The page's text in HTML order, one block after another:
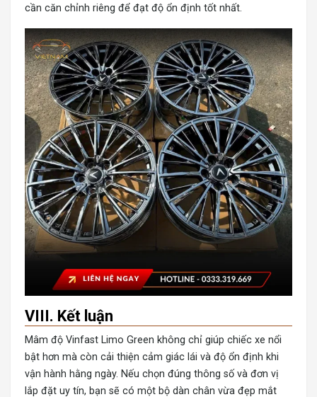
cần căn chỉnh riêng để đạt độ ổn định tốt nhất.
VIII. Kết luận
Mâm độ Vinfast Limo Green không chỉ giúp chiếc xe nổi
bật hơn mà còn cải thiện cảm giác lái và độ ổn định khi
vận hành hằng ngày. Nếu chọn đúng thông số và đơn vị
lắp đặt uy tín, bạn sẽ có một bộ dàn chân vừa đẹp mắt